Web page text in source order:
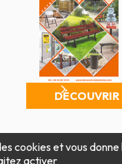
DÉCOUVRIR
légalesPolitique de
générales de vente
cookies et vous
activer